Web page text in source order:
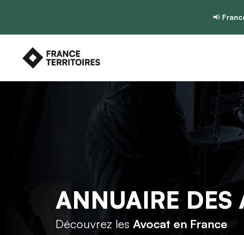
📢
ANNUAIRE DES
Découvrez les Avocat en France